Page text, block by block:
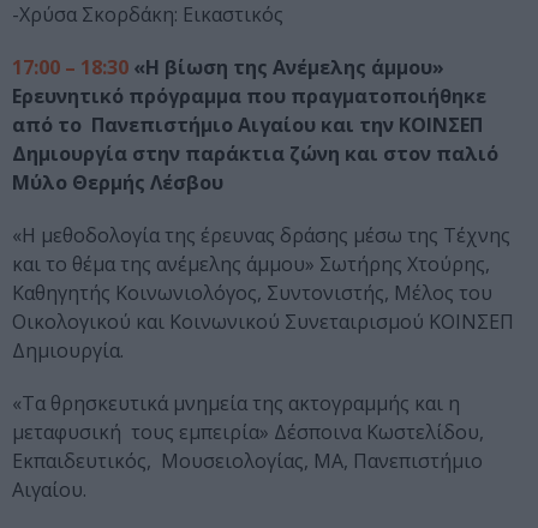
-Χρύσα Σκορδάκη: Εικαστικός
17:00 – 18:30 «Η βίωση της Ανέμελης άμμου»
Ερευνητικό πρόγραμμα που πραγματοποιήθηκε
από το Πανεπιστήμιο Αιγαίου και την ΚΟΙΝΣΕΠ
Δημιουργία στην παράκτια ζώνη και στον παλιό
Μύλο Θερμής Λέσβου
«Η μεθοδολογία της έρευνας δράσης μέσω της Τέχνης
και το θέμα της ανέμελης άμμου» Σωτήρης Χτούρης,
Καθηγητής Κοινωνιολόγος, Συντονιστής, Μέλος του
Οικολογικού και Κοινωνικού Συνεταιρισμού ΚΟΙΝΣΕΠ
Δημιουργία.
«Τα θρησκευτικά μνημεία της ακτογραμμής και η
μεταφυσική τους εμπειρία» Δέσποινα Κωστελίδου,
Εκπαιδευτικός, Μουσειολογίας, MΑ, Πανεπιστήμιο
Αιγαίου.